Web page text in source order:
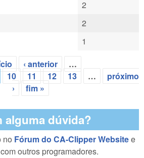
2
2
1
‹ anterior
…
10 11 12 13 …
próximo
›
fim »
dúvida?
no Fórum do CA-Clipper Websitee
outros programadores.